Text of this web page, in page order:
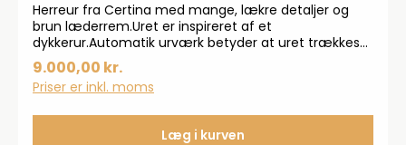
Herreur fra Certina med mange, lækre detaljer og
brun læderrem.Uret er inspireret af et
dykkerur.Automatik urværk betyder at uret trækkes
op ved almindelige håndledsbevægelse
9.000,00 kr.
Priser er inkl. moms
Læg i kurven